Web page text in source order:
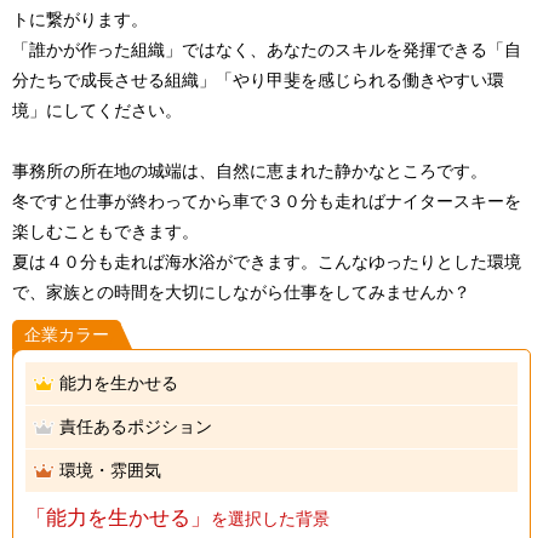
トに繋がります。
「誰かが作った組織」ではなく、あなたのスキルを発揮できる「自
分たちで成長させる組織」「やり甲斐を感じられる働きやすい環
境」にしてください。
事務所の所在地の城端は、自然に恵まれた静かなところです。
冬ですと仕事が終わってから車で３０分も走ればナイタースキーを
楽しむこともできます。
夏は４０分も走れば海水浴ができます。こんなゆったりとした環境
で、家族との時間を大切にしながら仕事をしてみませんか？
企業カラー
能力を生かせる
責任あるポジション
環境・雰囲気
「能力を生かせる」
を選択した背景